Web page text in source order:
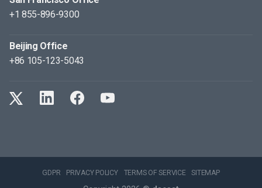
+1 855-896-9300
Beijing Office
+86 105-123-5043
GDPR PRIVACY POLICY TERMS OF SERVICE SITEMAP